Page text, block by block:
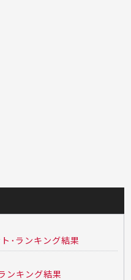
･ランキング結果
ンキング結果